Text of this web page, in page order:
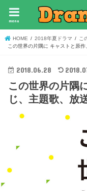
menu
HOME 2018年夏ドラマ
こ
この世界の片隅に キャストと原
2018.06.28
この世界の片隅
じ、主題歌、放